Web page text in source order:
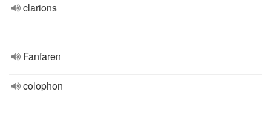
clarions
Fanfaren
colophon